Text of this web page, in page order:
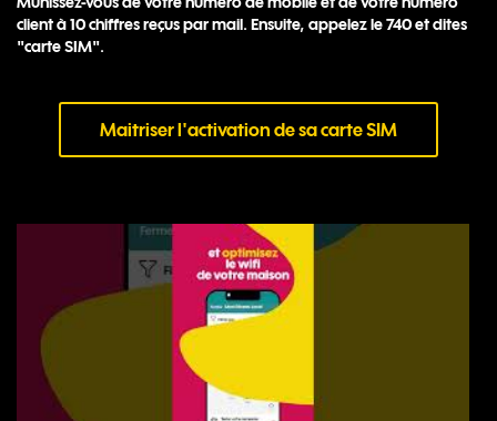
client à 10 chiffres reçus par mail. Ensuite, appelez le 740 et dites
"carte SIM".
Maitriser l'activation de sa carte SIM